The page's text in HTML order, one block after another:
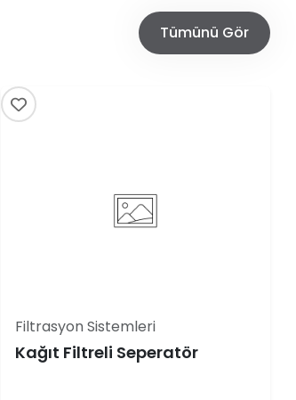
Tümünü Gör
Filtrasyon Sistemleri
Kağıt Filtreli Seperatör